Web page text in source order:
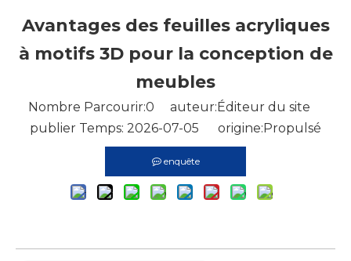
Avantages des feuilles acryliques
à motifs 3D pour la conception de
meubles
Nombre Parcourir:0 auteur:Éditeur du site
publier Temps: 2026-07-05 origine:Propulsé
enquête